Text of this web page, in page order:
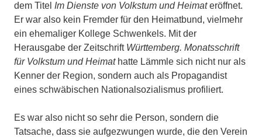
dem Titel Im Dienste von Volkstum und Heimateröffnet.
Er war also kein Fremder für den Heimatbund, vielmehr
ein ehemaliger Kollege Schwenkels. Mit der
Herausgabe der Zeitschrift Württemberg. Monatsschrift
für Volkstum und Heimathatte Lämmle sich nicht nur als
Kenner der Region, sondern auch als Propagandist
eines schwäbischen Nationalsozialismus profiliert.
Es war also nicht so sehr die Person, sondern die
Tatsache, dass sie aufgezwungen wurde, die den Verein